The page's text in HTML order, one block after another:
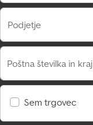
Podjetje
Poštna številka in kraj
Sem trgovec